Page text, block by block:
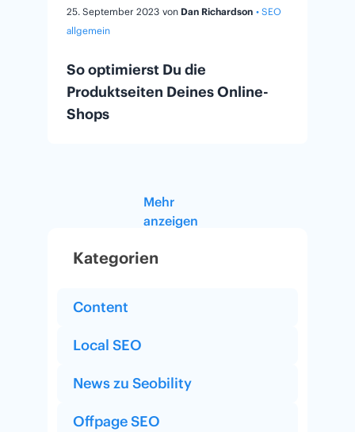
Kategorien
Content
Local SEO
News zu Seobility
Offpage SEO
25. September 2023 von Dan Richardson • SEO
allgemein
So optimierst Du die
Produktseiten Deines Online-
Shops
Mehr
anzeigen